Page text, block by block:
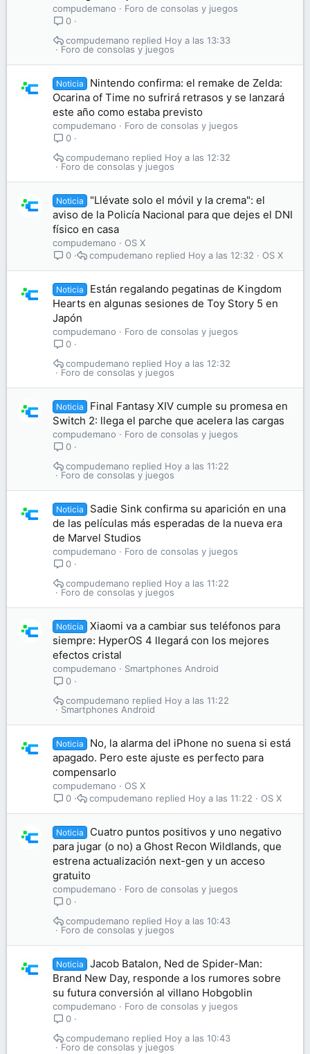
compudemano
Foro de consolas y juegos
0
Foro de consolas y juegos
Hoy a las 13:33
compudemano
Noticia
Nintendo confirma: el remake de Zelda:
Ocarina of Time no sufrirá retrasos y se lanzará
este año como estaba previsto
compudemano
Foro de consolas y juegos
0
Foro de consolas y juegos
Hoy a las 12:32
compudemano
Noticia
"Llévate solo el móvil y la crema": el
aviso de la Policía Nacional para que dejes el DNI
físico en casa
compudemano
OS X
0
OS X
Hoy a las 12:32
compudemano
Noticia
Están regalando pegatinas de Kingdom
Hearts en algunas sesiones de Toy Story 5 en
Japón
compudemano
Foro de consolas y juegos
0
Foro de consolas y juegos
Hoy a las 12:32
compudemano
Noticia
Final Fantasy XIV cumple su promesa en
Switch 2: llega el parche que acelera las cargas
compudemano
Foro de consolas y juegos
0
Foro de consolas y juegos
Hoy a las 11:22
compudemano
Noticia
Sadie Sink confirma su aparición en una
de las películas más esperadas de la nueva era
de Marvel Studios
compudemano
Foro de consolas y juegos
0
Foro de consolas y juegos
Hoy a las 11:22
compudemano
Noticia
Xiaomi va a cambiar sus teléfonos para
siempre: HyperOS 4 llegará con los mejores
efectos cristal
compudemano
Smartphones Android
0
Smartphones Android
Hoy a las 11:22
compudemano
Noticia
No, la alarma del iPhone no suena si está
apagado. Pero este ajuste es perfecto para
compensarlo
compudemano
OS X
0
OS X
Hoy a las 11:22
compudemano
Noticia
Cuatro puntos positivos y uno negativo
para jugar (o no) a Ghost Recon Wildlands, que
estrena actualización next-gen y un acceso
gratuito
compudemano
Foro de consolas y juegos
0
Foro de consolas y juegos
Hoy a las 10:43
compudemano
Noticia
Jacob Batalon, Ned de Spider-Man:
Brand New Day, responde a los rumores sobre
su futura conversión al villano Hobgoblin
compudemano
Foro de consolas y juegos
0
Foro de consolas y juegos
Hoy a las 10:43
compudemano